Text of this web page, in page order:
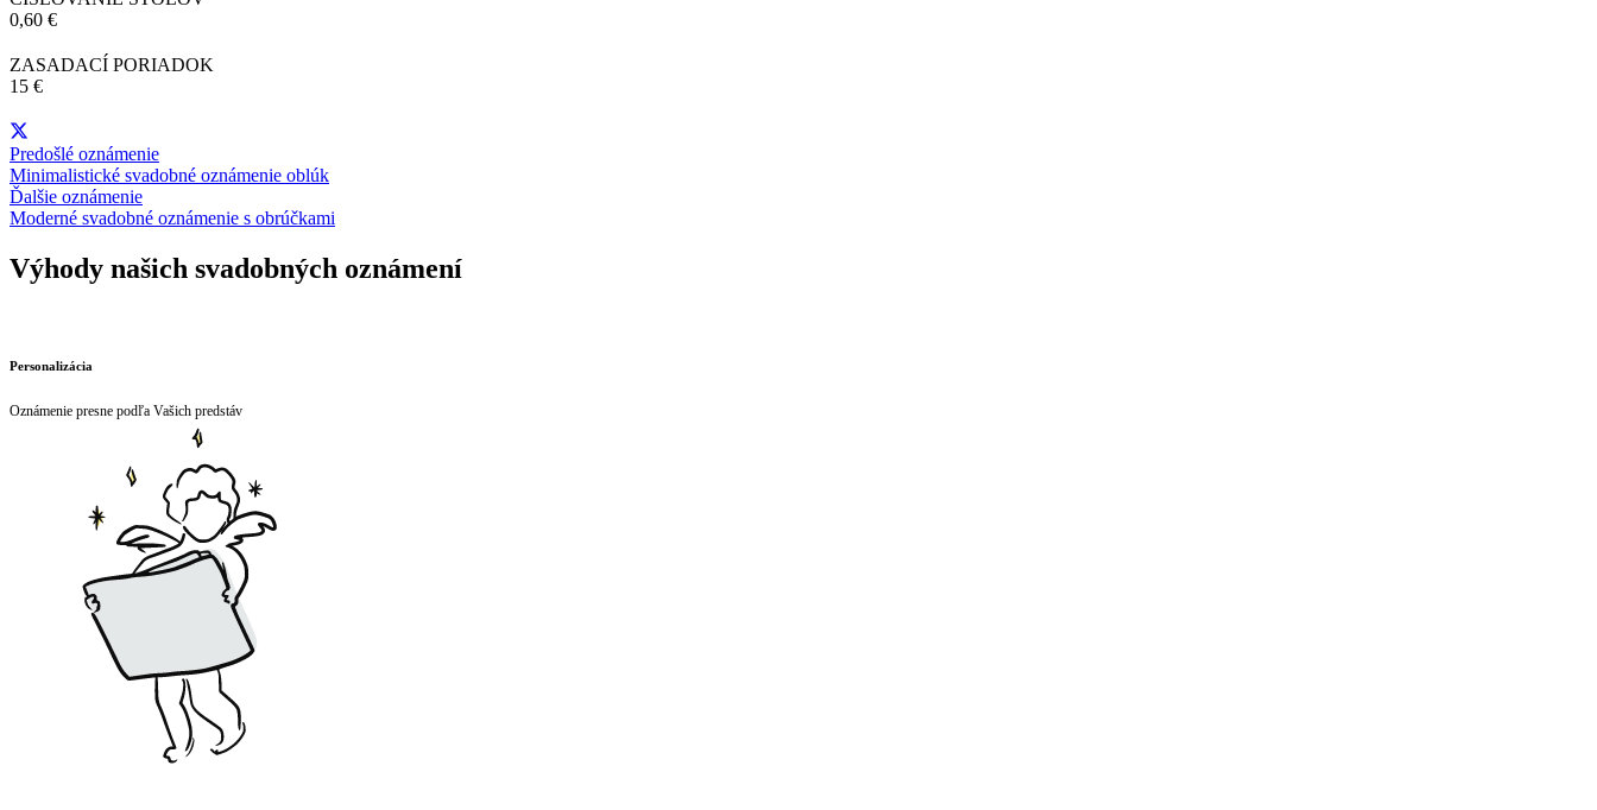
0,60 €
ZASADACÍ PORIADOK
15 €
Predošlé oznámenie
Minimalistické svadobné oznámenie oblúk
Ďalšie oznámenie
Moderné svadobné oznámenie s obrúčkami
Výhody našich svadobných oznámení
Personalizácia
Oznámenie presne podľa Vašich predstáv